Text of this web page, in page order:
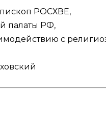
РОСХВЕ,
палаты РФ,
с